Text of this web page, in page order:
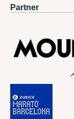
Partner